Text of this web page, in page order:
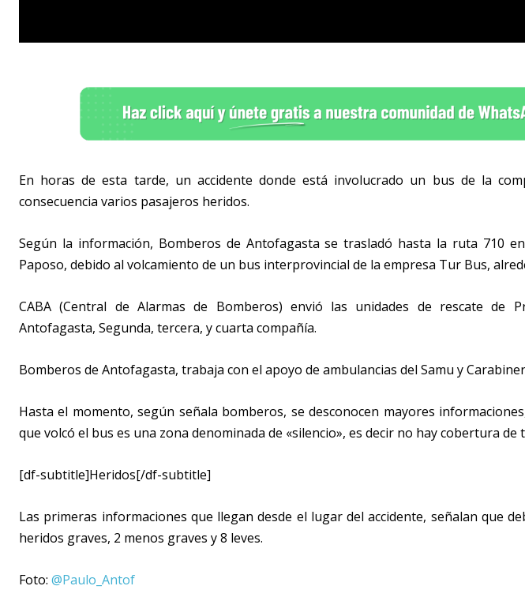
En horas de esta tarde, un accidente donde está involucrado un bus de la
consecuencia varios pasajeros heridos.
Según la información, Bomberos de Antofagasta se trasladó hasta la ruta 710
Paposo, debido al volcamiento de un bus interprovincial de la empresa Tur Bus,
CABA (Central de Alarmas de Bomberos) envió las unidades de rescate de
Antofagasta, Segunda, tercera, y cuarta compañía.
Bomberos de Antofagasta, trabaja con el apoyo de ambulancias del Samu y
Hasta el momento, según señala bomberos, se desconocen mayores
que volcó el bus es una zona denominada de «silencio», es decir no hay cobertura de
[df-subtitle]Heridos[/df-subtitle]
Las primeras informaciones que llegan desde el lugar del accidente, señalan que
heridos graves, 2 menos graves y 8 leves.
Foto: @Paulo_Antof